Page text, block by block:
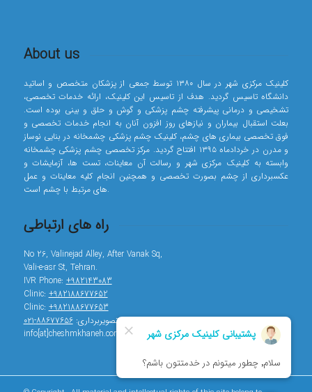
About us
کلینیک مرکزی شهر در سال ۱۳۸۰ توسط جمعی از پزشکان متخصص و اساتید
دانشگاه تاسیس گردید. هدف از تاسیس این کلینیک، ارائه خدمات تخصصی،
تشخیصی و درمانی پیشرفته چشم پزشکی و گوش و حلق و بینی بوده است.
بعلت استقبال بیماران و نیازهای روز افزون آنان به انجام خدمات تخصصی و
فوق تخصصی بیماری های چشم، کلینیک چشم پزشکی چشمخانه در بنایی نوساز
و مدرن در خردادماه ۱۳۹۵ افتتاح گردید. مرکز تخصصی چشم پزشکی چشمخانه
وابسته به کلینیک مرکزی شهر و رسالت آن معاینات، تست ها، آزمایشات و
عکسبرداری از چشم بصورت تخصصی و همچنین انجام کلیه معاینات و عمل
های مرتبط با چشم است.
راه های ارتباطی
No 26, Valinejad Alley, After Vanak Sq,
Vali-e-asr St, Tehran.
IVR Phone: +982143083
Clinic: +982188677652
Clinic: +982188677653
تصویربرداری:۸۸۶۷۷۶۵۶-۰۲۱
info[at]cheshmkhaneh.com